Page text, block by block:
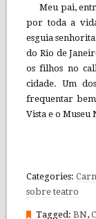
Meu pai,
por toda a
esguia
do Rio de
os filhos no
cidade. Um
frequentar
Vista e o Museu
Categories:
sobre teatro
Tagged: BN,